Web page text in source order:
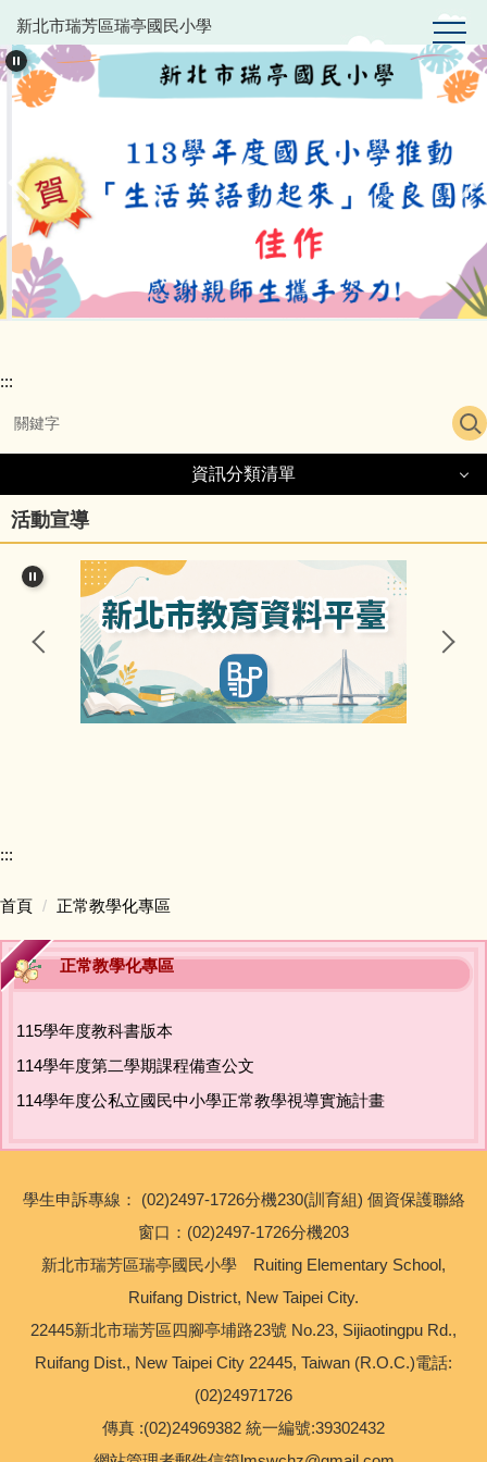
跳
到
主
要
新北市瑞芳區瑞亭國民小學
:::
資訊分類清單
行政團隊
榮譽事項與學校相關訊息
瑞亭國小臺灣母語日網站
瑞亭臺灣母語資源連結
防疫資訊與停課不停學專區
主題宣導專區
校園環境教育專區
瑞亭教育基金會
公職人員利益衝突迴避專區
生活英語專區
活動宣導
:::
首頁 正常教學化專區
正常教學化專區
115學年度教科書版本
114學年度第二學期課程備查公文
114學年度公私立國民中小學正常教學視導實施計畫
學生申訴專線： (02)2497-1726分機230(訓育組) 個資保護聯絡
窗口：(02)2497-1726分機203
新北市瑞芳區瑞亭國民小學 Ruiting Elementary School,
Ruifang District, New Taipei City.
22445新北市瑞芳區四腳亭埔路23號 No.23, Sijiaotingpu Rd.,
Ruifang Dist., New Taipei City 22445, Taiwan (R.O.C.)電話:
(02)24971726
傳真 :(02)24969382 統一編號:39302432